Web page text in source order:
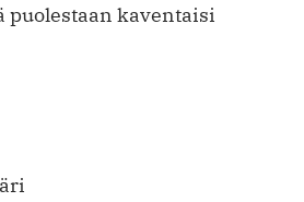
puolestaan kaventaisi